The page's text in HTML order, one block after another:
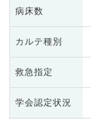
病床数
カルテ種別
救急指定
学会認定状況